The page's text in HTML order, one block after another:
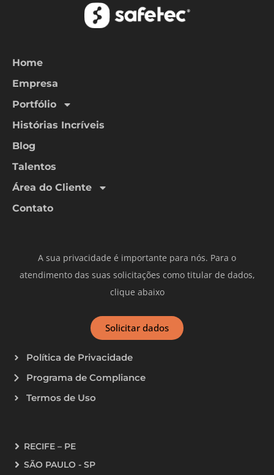
Home
Empresa
Portfólio
Histórias Incríveis
Blog
Talentos
Área do Cliente
Contato
A sua privacidade é importante para nós. Para o
atendimento das suas solicitações como titular de dados,
clique abaixo
Solicitar dados
Política de Privacidade
Programa de Compliance
Termos de Uso
RECIFE – PE
SÃO PAULO - SP